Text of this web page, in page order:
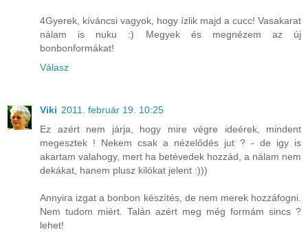
4Gyerek, kíváncsi vagyok, hogy ízlik majd a cucc! Vasakarat
nálam is nuku :) Megyek és megnézem az új
bonbonformákat!
Válasz
Viki 2011. február 19. 10:25
Ez azért nem járja, hogy mire végre ideérek, mindent
megesztek ! Nekem csak a nézelődés jut ? - de igy is
akartam valahogy, mert ha betévedek hozzád, a nálam nem
dekákat, hanem plusz kilókat jelent :)))
Annyira izgat a bonbon készítés, de nem merek hozzáfogni.
Nem tudom miért. Talán azért meg még formám sincs ?
lehet!